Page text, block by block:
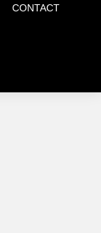
CONTACT